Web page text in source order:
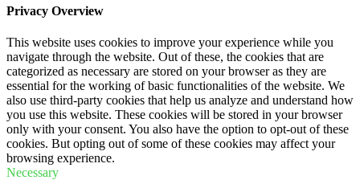
Privacy Overview
This website uses cookies to improve your experience while you
navigate through the website. Out of these, the cookies that are
categorized as necessary are stored on your browser as they are
essential for the working of basic functionalities of the website. We
also use third-party cookies that help us analyze and understand how
you use this website. These cookies will be stored in your browser
only with your consent. You also have the option to opt-out of these
cookies. But opting out of some of these cookies may affect your
browsing experience.
Necessary